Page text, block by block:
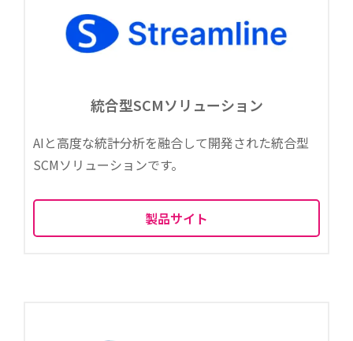
統合型SCMソリューション
AIと高度な統計分析を融合して開発された統合型
SCMソリューションです。
製品サイト